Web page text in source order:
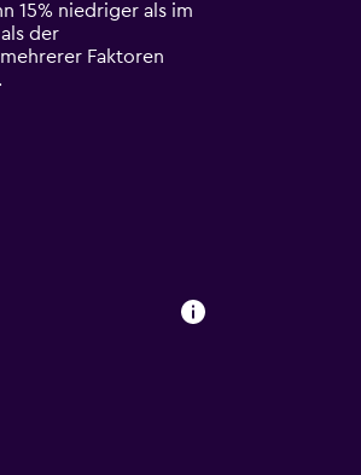
15% niedriger als im
der
Faktoren